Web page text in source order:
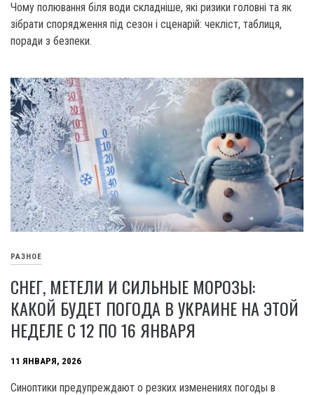
Чому полювання біля води складніше, які ризики головні та як
зібрати спорядження під сезон і сценарій: чекліст, таблиця,
поради з безпеки.
РАЗНОЕ
СНЕГ, МЕТЕЛИ И СИЛЬНЫЕ МОРОЗЫ:
КАКОЙ БУДЕТ ПОГОДА В УКРАИНЕ НА ЭТОЙ
НЕДЕЛЕ С 12 ПО 16 ЯНВАРЯ
11 ЯНВАРЯ, 2026
Синоптики предупреждают о резких изменениях погоды в